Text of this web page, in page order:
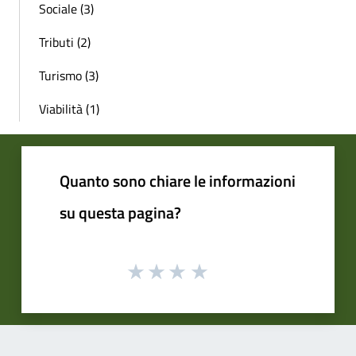
Sociale (3)
Tributi (2)
Turismo (3)
Viabilità (1)
Quanto sono chiare le informazioni
su questa pagina?